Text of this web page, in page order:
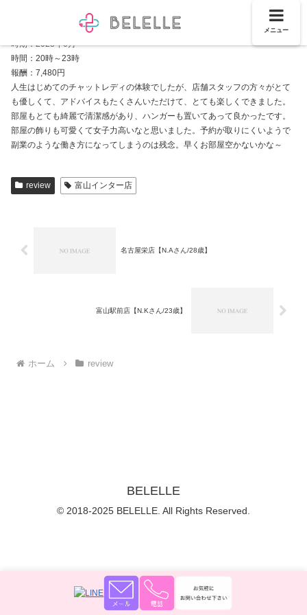
時期：2023年6月
時間：20時～23時
報酬：7,480円
人生はじめてのチャットレディの体験でしたが、店舗スタッフの方々がとて
も優しくて、アドバイスもたくさんいただけて、とても楽しくできました。
部屋もとても綺麗で清潔感があり、ハンガーも置いてあって良かったです。
部屋の飾りも可愛くて女子力高いなと思いました。予約が取りにくいようで
副業のような働き方になってしまうのは残念。早くお部屋空かないかな～
review 富山インター店
名古屋栄店【N.Aさん/28歳】
富山駅前店【N.Kさん/23歳】
ホーム review
BELELLE
© 2018-2025 BELELLE. All Rights Reserved.
メニュー